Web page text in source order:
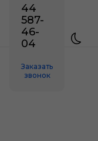
44
587-
46-
04
Заказать
звонок